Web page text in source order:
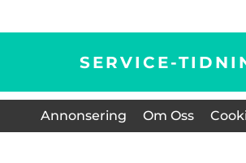
SERVICE-
Annonsering Om Oss